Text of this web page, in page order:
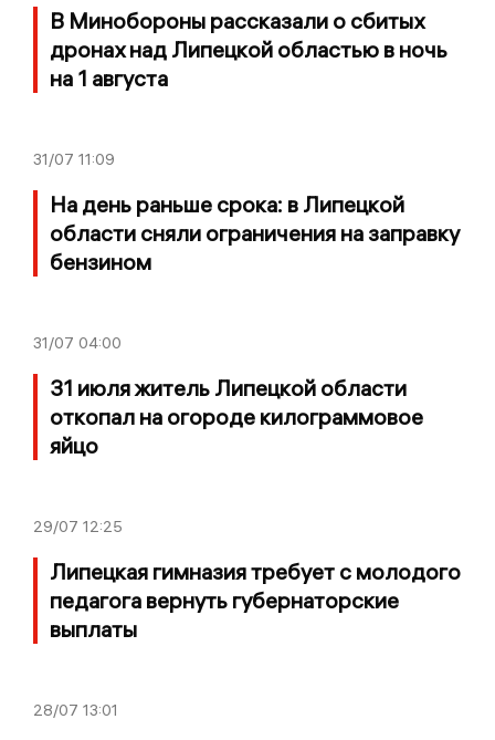
В Минобороны рассказали о сбитых
дронах над Липецкой областью в ночь
на 1 августа
31/07 11:09
На день раньше срока: в Липецкой
области сняли ограничения на заправку
бензином
31/07 04:00
31 июля житель Липецкой области
откопал на огороде килограммовое
яйцо
29/07 12:25
Липецкая гимназия требует с молодого
педагога вернуть губернаторские
выплаты
28/07 13:01